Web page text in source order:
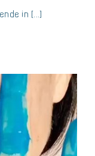
in [...]